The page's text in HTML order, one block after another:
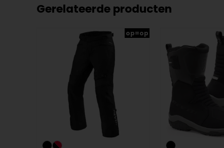
Gerelateerde producten
op=op